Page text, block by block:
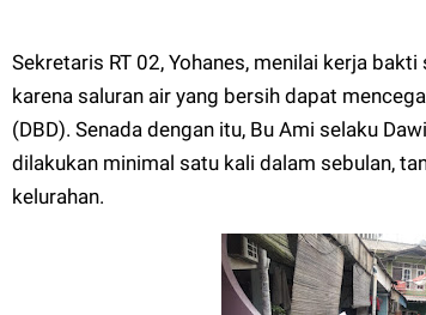
Sekretaris RT 02, Yohanes, menilai kerja
karena saluran air yang bersih dapat
(DBD). Senada dengan itu, Bu Ami selaku
dilakukan minimal satu kali dalam sebulan,
kelurahan.